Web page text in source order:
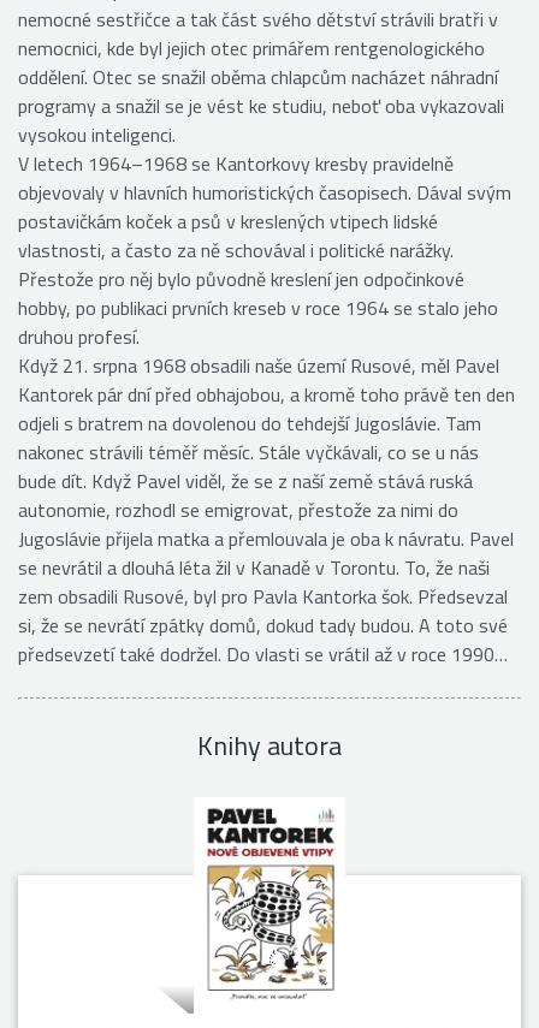
nemocné sestřičce a tak část svého dětství strávili bratři v
nemocnici, kde byl jejich otec primářem rentgenologického
oddělení. Otec se snažil oběma chlapcům nacházet náhradní
programy a snažil se je vést ke studiu, neboť oba vykazovali
vysokou inteligenci.
V letech 1964–1968 se Kantorkovy kresby pravidelně
objevovaly v hlavních humoristických časopisech. Dával svým
postavičkám koček a psů v kreslených vtipech lidské
vlastnosti, a často za ně schovával i politické narážky.
Přestože pro něj bylo původně kreslení jen odpočinkové
hobby, po publikaci prvních kreseb v roce 1964 se stalo jeho
druhou profesí.
Když 21. srpna 1968 obsadili naše území Rusové, měl Pavel
Kantorek pár dní před obhajobou, a kromě toho právě ten den
odjeli s bratrem na dovolenou do tehdejší Jugoslávie. Tam
nakonec strávili téměř měsíc. Stále vyčkávali, co se u nás
bude dít. Když Pavel viděl, že se z naší země stává ruská
autonomie, rozhodl se emigrovat, přestože za nimi do
Jugoslávie přijela matka a přemlouvala je oba k návratu. Pavel
se nevrátil a dlouhá léta žil v Kanadě v Torontu. To, že naši
zem obsadili Rusové, byl pro Pavla Kantorka šok. Předsevzal
si, že se nevrátí zpátky domů, dokud tady budou. A toto své
předsevzetí také dodržel. Do vlasti se vrátil až v roce 1990…
Knihy autora